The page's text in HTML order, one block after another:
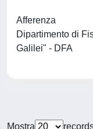
Afferenza
Dipartimento di
Galilei" - DFA
Mostra